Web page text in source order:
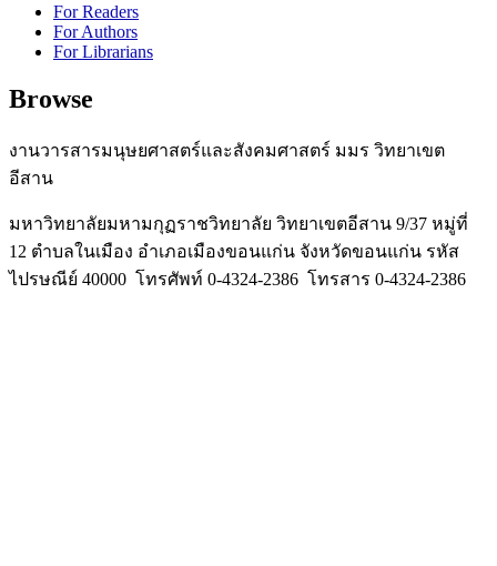
For Readers
For Authors
For Librarians
Browse
งานวารสารมนุษยศาสตร์และสังคมศาสตร์ มมร วิทยาเขต
อีสาน
มหาวิทยาลัยมหามกุฏราชวิทยาลัย วิทยาเขตอีสาน 9/37 หมู่ที่
12 ตำบลในเมือง อำเภอเมืองขอนแก่น จังหวัดขอนแก่น รหัส
ไปรษณีย์ 40000 โทรศัพท์ 0-4324-2386 โทรสาร 0-4324-2386